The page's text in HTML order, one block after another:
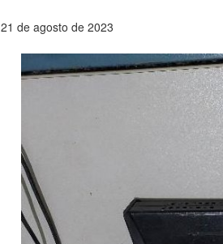
21 de agosto de 2023